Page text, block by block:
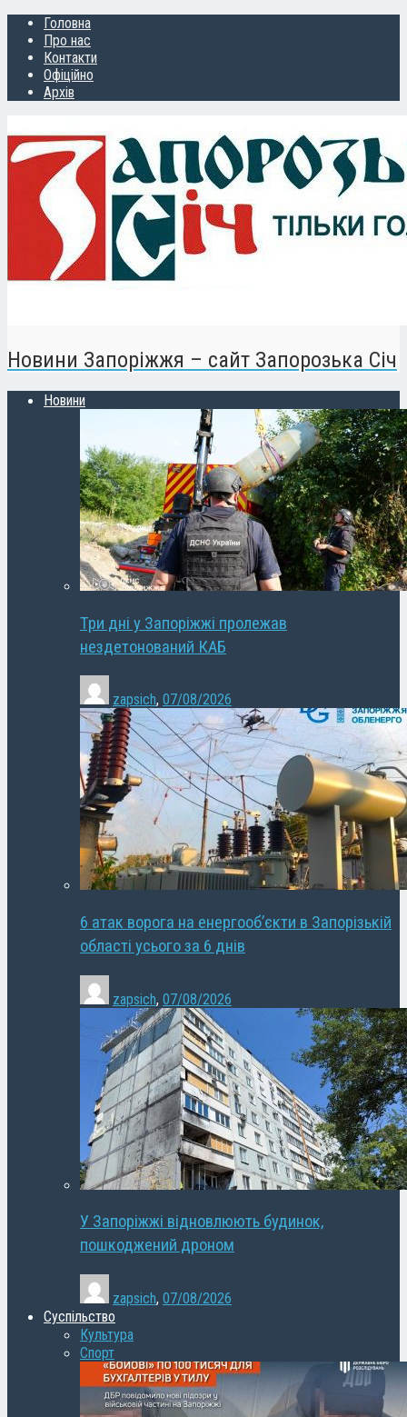
Головна
Про нас
Контакти
Офіційно
Архів
Новини Запоріжжя – сайт Запорозька Січ
Новини
Три дні у Запоріжжі пролежав
нездетонований КАБ
zapsich, 07/08/2026
6 атак ворога на енергооб’єкти в Запорізькій
області усього за 6 днів
zapsich, 07/08/2026
У Запоріжжі відновлюють будинок,
пошкоджений дроном
zapsich, 07/08/2026
Суспільство
Культура
Спорт